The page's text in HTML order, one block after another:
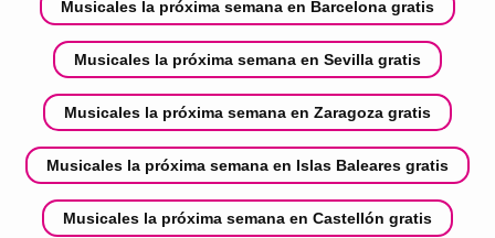
Musicales la próxima semana en Barcelona gratis
Musicales la próxima semana en Sevilla gratis
Musicales la próxima semana en Zaragoza gratis
Musicales la próxima semana en Islas Baleares gratis
Musicales la próxima semana en Castellón gratis